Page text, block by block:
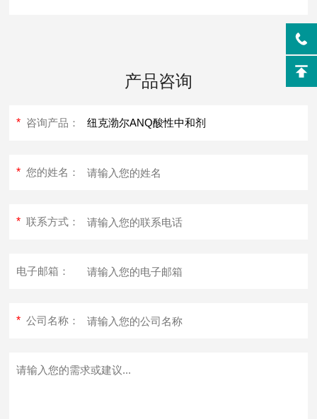
产品咨询
* 咨询产品：
* 您的姓名：
* 联系方式：
电子邮箱：
* 公司名称：